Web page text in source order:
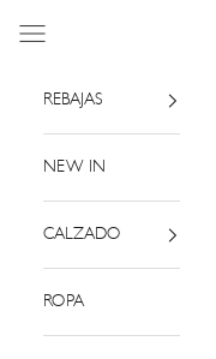
Menu
REBAJAS
NEW IN
CALZADO
ROPA